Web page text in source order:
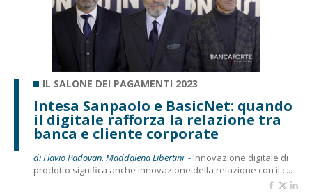
IL SALONE DEI PAGAMENTI 2023
Intesa Sanpaolo e BasicNet: quando
il digitale rafforza la relazione tra
banca e cliente corporate
di Flavio Padovan, Maddalena Libertini - Innovazione digitale di
prodotto significa anche innovazione della relazione con il c...